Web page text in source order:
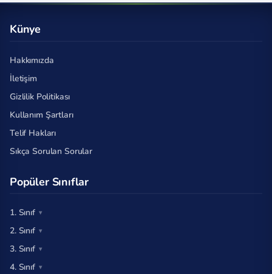
Künye
Hakkımızda
İletişim
Gizlilik Politikası
Kullanım Şartları
Telif Hakları
Sıkça Sorulan Sorular
Popüler Sınıflar
1. Sınıf
2. Sınıf
3. Sınıf
4. Sınıf